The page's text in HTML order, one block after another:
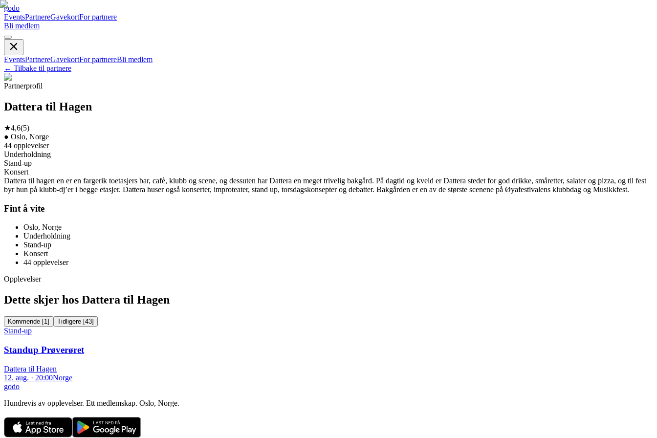
godo
EventsPartnereGavekortFor partnere
Bli medlem
EventsPartnereGavekortFor partnereBli medlem
← Tilbake til partnere
Partnerprofil
Dattera til Hagen
★4,6(5)
● Oslo, Norge
44 opplevelser
Underholdning
Stand-up
Konsert
Dattera til hagen en er en fargerik toetasjers bar, cafè, klubb og scene, og dessuten har Dattera en meget trivelig bakgård. På dagtid og kveld er Dattera stedet for god drikke, småretter, salater og pizza, og til fest
byr hun på klubb-dj’er i begge etasjer. Dattera huser også konserter, improteater, stand up, torsdagskonsepter og debatter. Bakgården er en av de største scenene på Øyafestivalens klubbdag og Musikkfest.
Fint å vite
Oslo, Norge
Underholdning
Stand-up
Konsert
44 opplevelser
Opplevelser
Dette skjer hos Dattera til Hagen
Kommende [1] Tidligere [43]
Stand-up
Standup Prøverøret
Dattera til Hagen
12. aug. · 20:00Norge
godo
Hundrevis av opplevelser. Ett medlemskap. Oslo, Norge.